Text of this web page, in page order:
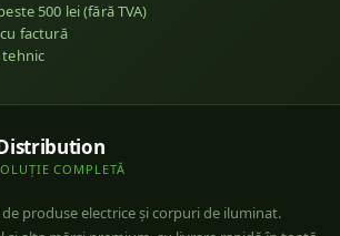
500 lei (fără TVA)
factură
COMPLETĂ
produse electrice și corpuri de iluminat.